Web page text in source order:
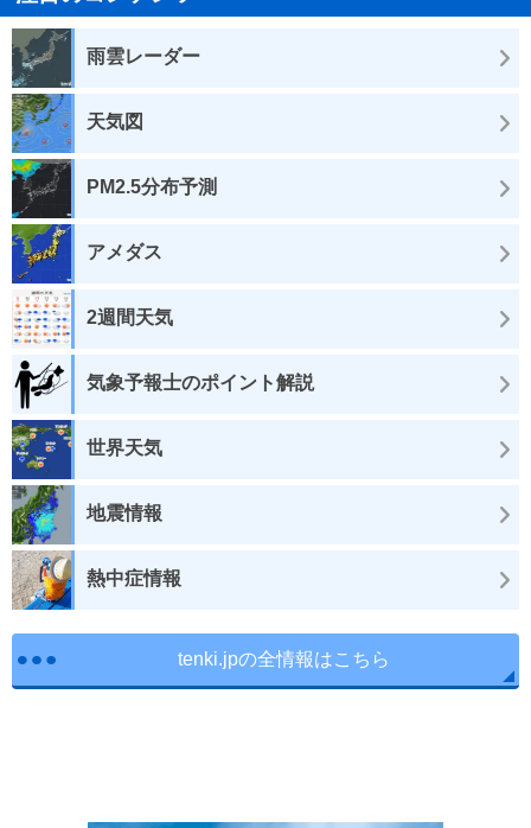
雨雲レーダー
天気図
PM2.5分布予測
アメダス
2週間天気
気象予報士のポイント解説
世界天気
地震情報
熱中症情報
tenki.jpの全情報はこちら